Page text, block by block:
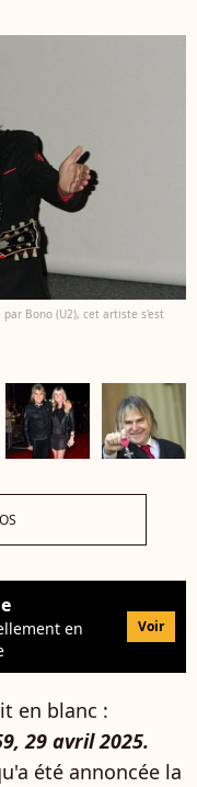
Bono (U2), cet artiste s'est
en
Voir
en blanc :
29 avril 2025.
été annoncée la